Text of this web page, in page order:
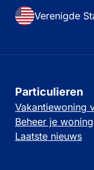
Verenigde
Particulieren
Vakantiewoning
Beheer je woning
Laatste nieuws